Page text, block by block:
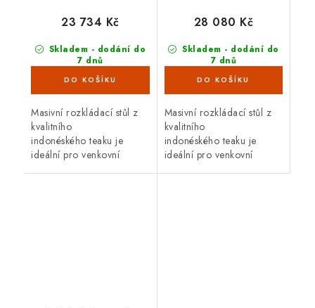
Skladem - dodání do
7 dnů
(3 ks)
23 734 Kč
Masivní rozkládací stůl z
kvalitního
indonéského teaku je
ideální pro venkovní
Skladem - dodání do
7 dnů
(2 ks)
28 080 Kč
Masivní rozkládací stůl z
kvalitního
indonéského teaku je
ideální pro venkovní